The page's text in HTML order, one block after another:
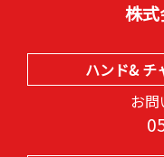
株
ハンド& チ
お問